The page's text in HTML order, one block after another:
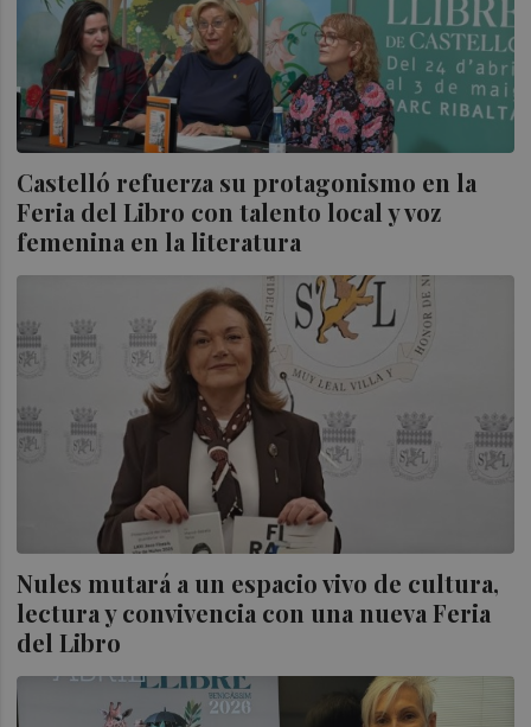
Castelló refuerza su protagonismo en la
Feria del Libro con talento local y voz
femenina en la literatura
Nules mutará a un espacio vivo de cultura,
lectura y convivencia con una nueva Feria
del Libro